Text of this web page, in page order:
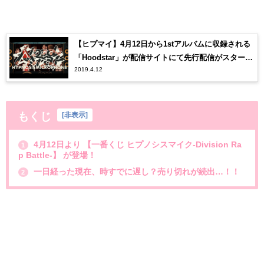
【ヒプマイ】4月12日から1stアルバムに収録される
「Hoodstar」が配信サイトにて先行配信がスター
ト！【ヒプノシスマイク】
2019.4.12
もくじ 非表示
1
4月12日より 【一番くじ ヒプノシスマイク-Division Ra
p Battle-】 が登場！
2 一日経った現在、時すでに遅し？売り切れが続出…！！